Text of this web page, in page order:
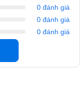
0 đánh giá
0 đánh giá
0 đánh giá